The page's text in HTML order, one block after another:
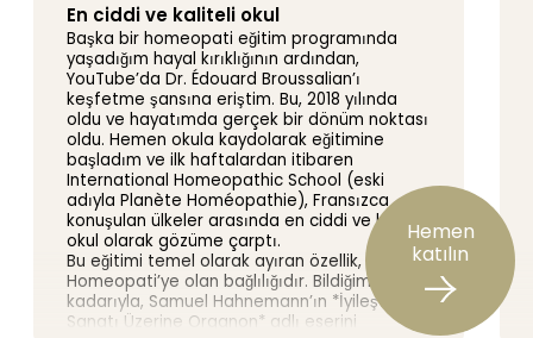
En ciddi ve kaliteli okul
Başka bir homeopati eğitim programında
yaşadığım hayal kırıklığının ardından,
YouTube’da Dr. Édouard Broussalian’ı
keşfetme şansına eriştim. Bu, 2018 yılında
oldu ve hayatımda gerçek bir dönüm noktası
oldu. Hemen okula kaydolarak eğitimine
başladım ve ilk haftalardan itibaren
International Homeopathic School (eski
adıyla Planète Homéopathie), Fransızca
konuşulan ülkeler arasında en ciddi ve kaliteli
okul olarak gözüme çarptı.
Bu eğitimi temel olarak ayıran özellik, SAF
Homeopati’ye olan bağlılığıdır. Bildiğim
kadarıyla, Samuel Hahnemann’ın *İyileştirme
Sanatı Üzerine Organon* adlı eserini
Hemen
katılın